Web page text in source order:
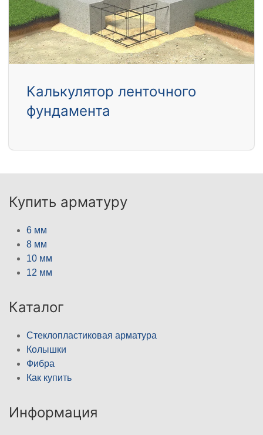
Калькулятор ленточного
фундамента
Купить арматуру
6 мм
8 мм
10 мм
12 мм
Каталог
Стеклопластиковая арматура
Колышки
Фибра
Как купить
Информация